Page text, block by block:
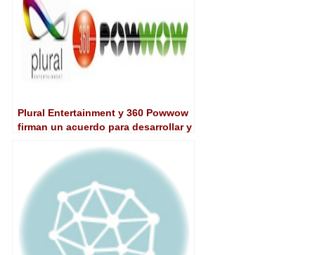
Plural Entertainment y 360 Powwow
firman un acuerdo para desarrollar y